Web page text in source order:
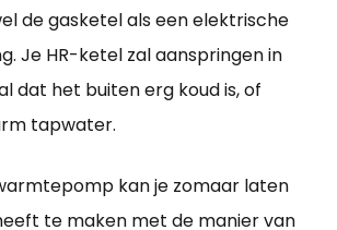
de gasketel als een elektrische
Je HR-ketel zal aanspringen in
dat het buiten erg koud is, of
tapwater.
kan je zomaar laten
te maken met de manier van